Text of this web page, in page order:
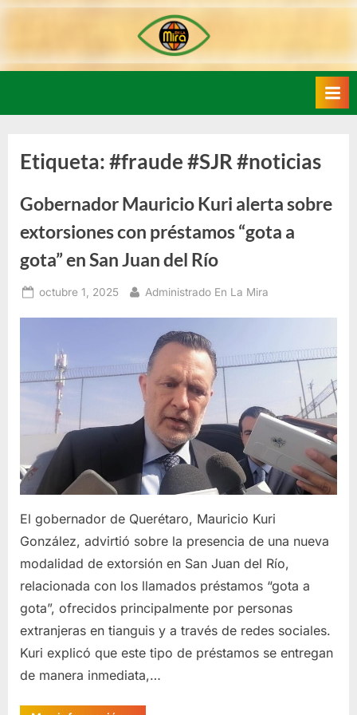
Skip
content
Etiqueta:#fraude #SJR #noticias
Gobernador Mauricio Kuri alerta sobre
extorsiones con préstamos “gota a
gota” en San Juan del Río
Posted
octubre 1, 2025 By
Administrado En La Mira
El gobernador de Querétaro, Mauricio Kuri
González, advirtió sobre la presencia de una nueva
modalidad de extorsión en San Juan del Río,
relacionada con los llamados préstamos “gota a
gota”, ofrecidos principalmente por personas
extranjeras en tianguis y a través de redes sociales.
Kuri explicó que este tipo de préstamos se entregan
de manera inmediata,…